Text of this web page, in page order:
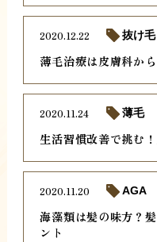
薄毛治療は皮膚科か
2020.12.22 抜け毛
生活習慣改善で挑む
2020.11.24 薄毛
海藻類は髪の味方？
ント
2020.11.20 AGA